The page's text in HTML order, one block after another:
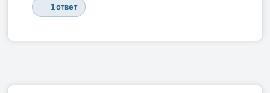
1ответ